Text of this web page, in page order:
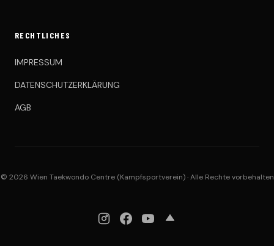
RECHTLICHES
IMPRESSUM
DATENSCHUTZERKLÄRUNG
AGB
© 2026 Wien Taekwondo Centre (Kampfsportverein) · Alle Rechte vorbehalten